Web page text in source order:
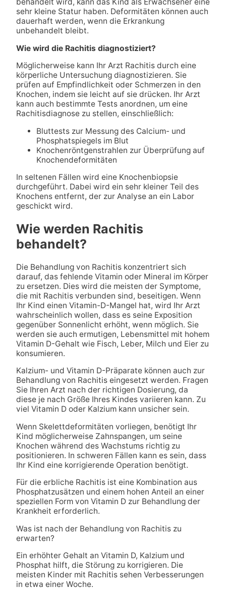
sehr kleine Statur haben. Deformitäten können auch
dauerhaft werden, wenn die Erkrankung
unbehandelt bleibt.
Wie wird die Rachitis diagnostiziert?
Möglicherweise kann Ihr Arzt Rachitis durch eine
körperliche Untersuchung diagnostizieren. Sie
prüfen auf Empfindlichkeit oder Schmerzen in den
Knochen, indem sie leicht auf sie drücken. Ihr Arzt
kann auch bestimmte Tests anordnen, um eine
Rachitisdiagnose zu stellen, einschließlich:
Bluttests zur Messung des Calcium- und
Phosphatspiegels im Blut
Knochenröntgenstrahlen zur Überprüfung auf
Knochendeformitäten
In seltenen Fällen wird eine Knochenbiopsie
durchgeführt. Dabei wird ein sehr kleiner Teil des
Knochens entfernt, der zur Analyse an ein Labor
geschickt wird.
Wie werden Rachitis
behandelt?
Die Behandlung von Rachitis konzentriert sich
darauf, das fehlende Vitamin oder Mineral im Körper
zu ersetzen. Dies wird die meisten der Symptome,
die mit Rachitis verbunden sind, beseitigen. Wenn
Ihr Kind einen Vitamin-D-Mangel hat, wird Ihr Arzt
wahrscheinlich wollen, dass es seine Exposition
gegenüber Sonnenlicht erhöht, wenn möglich. Sie
werden sie auch ermutigen, Lebensmittel mit hohem
Vitamin D-Gehalt wie Fisch, Leber, Milch und Eier zu
konsumieren.
Kalzium- und Vitamin D-Präparate können auch zur
Behandlung von Rachitis eingesetzt werden. Fragen
Sie Ihren Arzt nach der richtigen Dosierung, da
diese je nach Größe Ihres Kindes variieren kann. Zu
viel Vitamin D oder Kalzium kann unsicher sein.
Wenn Skelettdeformitäten vorliegen, benötigt Ihr
Kind möglicherweise Zahnspangen, um seine
Knochen während des Wachstums richtig zu
positionieren. In schweren Fällen kann es sein, dass
Ihr Kind eine korrigierende Operation benötigt.
Für die erbliche Rachitis ist eine Kombination aus
Phosphatzusätzen und einem hohen Anteil an einer
speziellen Form von Vitamin D zur Behandlung der
Krankheit erforderlich.
Was ist nach der Behandlung von Rachitis zu
erwarten?
Ein erhöhter Gehalt an Vitamin D, Kalzium und
Phosphat hilft, die Störung zu korrigieren. Die
meisten Kinder mit Rachitis sehen Verbesserungen
in etwa einer Woche.